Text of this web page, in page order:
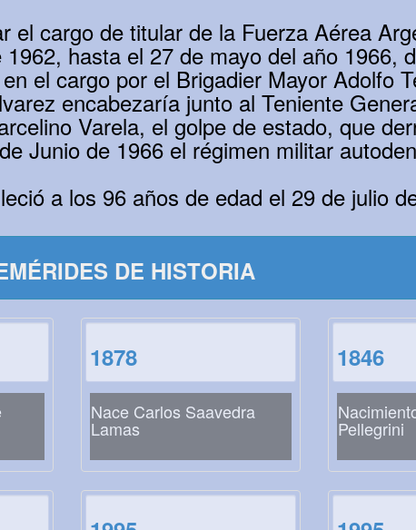
el cargo de titular de la Fuerza Aérea
1962, hasta el 27 de mayo del año
el cargo por el Brigadier Mayor Adolfo
encabezaría junto al Teniente
Varela, el golpe de estado, que
Junio de 1966 el régimen militar
a los 96 años de edad el 29 de julio
DE HISTORIA
1878
Nace Carlos Saavedra
Lamas
1846
Pellegrini